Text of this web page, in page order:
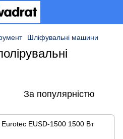
Шліфувальні машини
За популярністю